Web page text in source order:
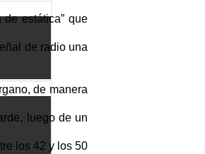
estática” que
de radio una
de manera
luego de un
los 42 y los 50